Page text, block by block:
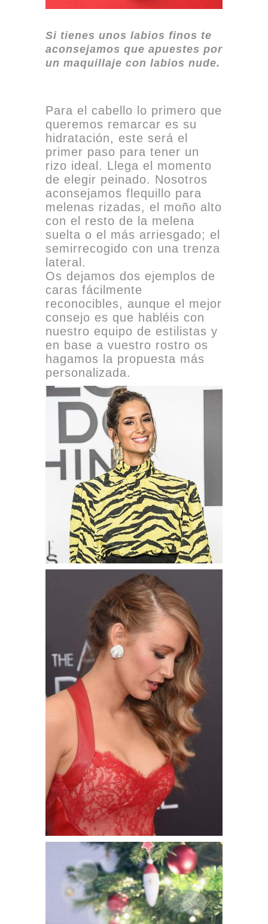
Si tienes unos labios finos te
aconsejamos que apuestes por
un maquillaje con labios nude.
Para el cabello lo primero que
queremos remarcar es su
hidratación, este será el
primer paso para tener un
rizo ideal. Llega el momento
de elegir peinado. Nosotros
aconsejamos flequillo para
melenas rizadas, el moño alto
con el resto de la melena
suelta o el más arriesgado; el
semirrecogido con una trenza
lateral.
Os dejamos dos ejemplos de
caras fácilmente
reconocibles, aunque el mejor
consejo es que habléis con
nuestro equipo de estilistas y
en base a vuestro rostro os
hagamos la propuesta más
personalizada.